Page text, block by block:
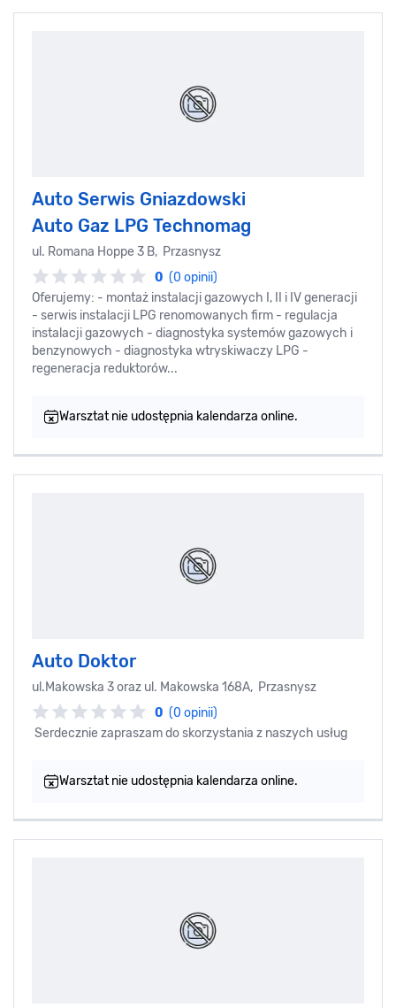
Auto Serwis Gniazdowski
Auto Gaz LPG Technomag
ul. Romana Hoppe 3 B, Przasnysz
0 (0 opinii)
Oferujemy: - montaż instalacji gazowych I, II i IV generacji
- serwis instalacji LPG renomowanych firm - regulacja
instalacji gazowych - diagnostyka systemów gazowych i
benzynowych - diagnostyka wtryskiwaczy LPG -
regeneracja reduktorów...
Warsztat nie udostępnia kalendarza online.
Auto Doktor
ul.Makowska 3 oraz ul. Makowska 168A, Przasnysz
0 (0 opinii)
Serdecznie zapraszam do skorzystania z naszych usług
Warsztat nie udostępnia kalendarza online.